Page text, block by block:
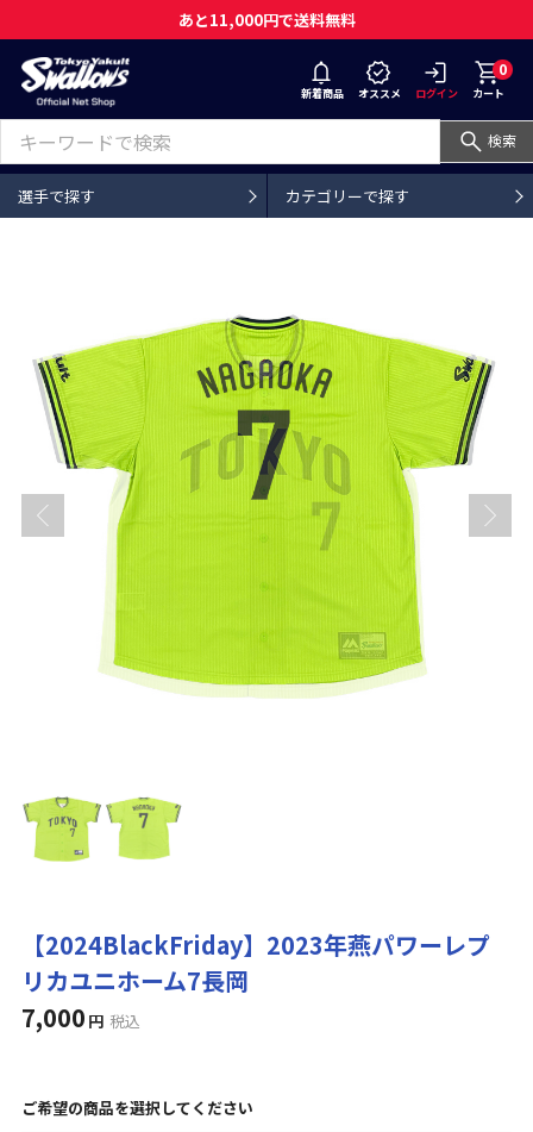
あと11,000円で送料無料
新着商品 オススメ ログイン
0
カート
検索
選手で探す カテゴリーで探す
【2024BlackFriday】2023年燕パワーレプ
リカユニホーム7長岡
7,000 円 税込
ご希望の商品を選択してください